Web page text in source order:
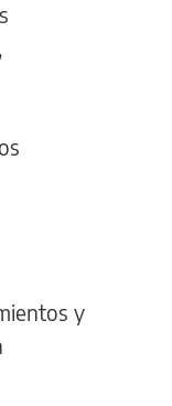
y